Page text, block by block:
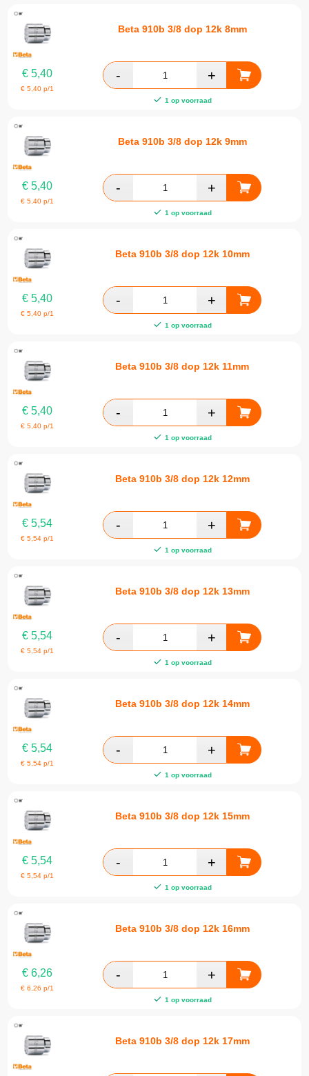
Beta 910b 3/8 dop 12k 8mm
€ 5,40
€5,40 p/1
1 op voorraad
Beta 910b 3/8 dop 12k 9mm
€ 5,40
€5,40 p/1
1 op voorraad
Beta 910b 3/8 dop 12k 10mm
€ 5,40
€5,40 p/1
1 op voorraad
Beta 910b 3/8 dop 12k 11mm
€ 5,40
€5,40 p/1
1 op voorraad
Beta 910b 3/8 dop 12k 12mm
€ 5,54
€5,54 p/1
1 op voorraad
Beta 910b 3/8 dop 12k 13mm
€ 5,54
€5,54 p/1
1 op voorraad
Beta 910b 3/8 dop 12k 14mm
€ 5,54
€5,54 p/1
1 op voorraad
Beta 910b 3/8 dop 12k 15mm
€ 5,54
€5,54 p/1
1 op voorraad
Beta 910b 3/8 dop 12k 16mm
€ 6,26
€6,26 p/1
1 op voorraad
Beta 910b 3/8 dop 12k 17mm